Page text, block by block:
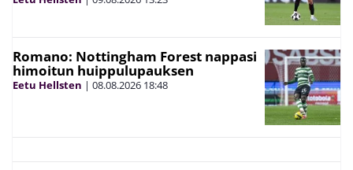
Romano: Nottingham Forest nappasi
himoitun huippulupauksen
Eetu Hellsten | 08.08.2026 18:48